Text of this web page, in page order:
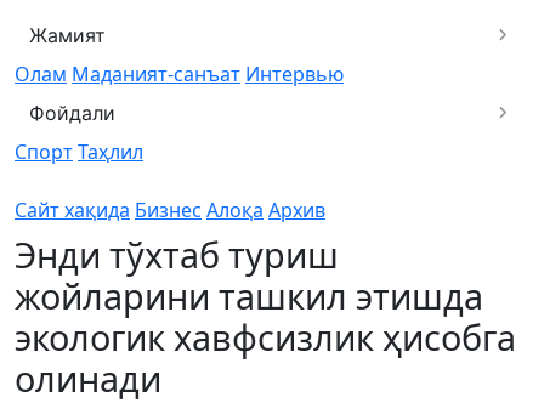
Жамият
Олам Маданият-санъат Интервью
Фойдали
СпортТаҳлил
Сайт хақида Бизнес Алоқа Архив
Энди тўхтаб туриш
жойларини ташкил этишда
экологик хавфсизлик ҳисобга
олинади